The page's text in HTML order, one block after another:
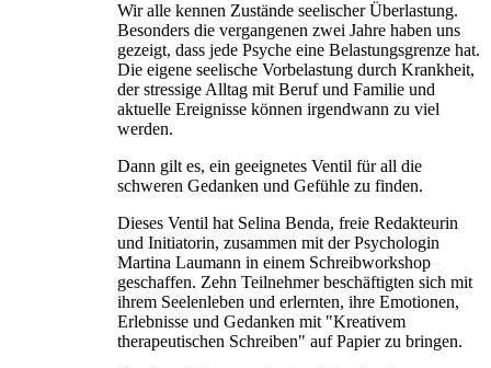
Wir alle kennen Zustände seelischer Überlastung.
Besonders die vergangenen zwei Jahre haben uns
gezeigt, dass jede Psyche eine Belastungsgrenze hat.
Die eigene seelische Vorbelastung durch Krankheit,
der stressige Alltag mit Beruf und Familie und
aktuelle Ereignisse können irgendwann zu viel
werden.
Dann gilt es, ein geeignetes Ventil für all die
schweren Gedanken und Gefühle zu finden.
Dieses Ventil hat Selina Benda, freie Redakteurin
und Initiatorin, zusammen mit der Psychologin
Martina Laumann in einem Schreibworkshop
geschaffen. Zehn Teilnehmer beschäftigten sich mit
ihrem Seelenleben und erlernten, ihre Emotionen,
Erlebnisse und Gedanken mit "Kreativem
therapeutischen Schreiben" auf Papier zu bringen.